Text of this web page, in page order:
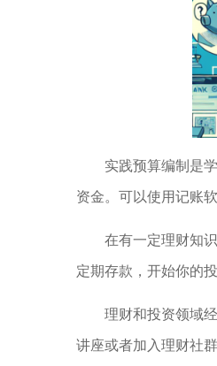
实践预算编制是
资金。可以使用记账
在有一定理财知
定期存款，开始你的
理财和投资领域
讲座或者加入理财社